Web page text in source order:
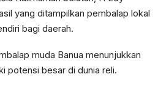
yang ditampilkan pembalap lokal
bagi daerah.
muda Banua menunjukkan
potensi besar di dunia reli.